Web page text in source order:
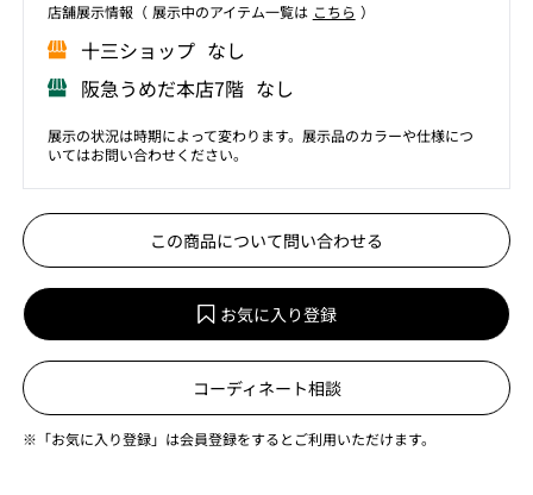
店舗展⽰情報（ 展⽰中のアイテム⼀覧は こちら ）
⼗三ショップ なし
阪急うめだ本店7階 なし
展示の状況は時期によって変わります。展示品のカラーや仕様につ
いてはお問い合わせください。
この商品について問い合わせる
お気に入り登録
コーディネート相談
※「お気に入り登録」は会員登録をするとご利用いただけます。